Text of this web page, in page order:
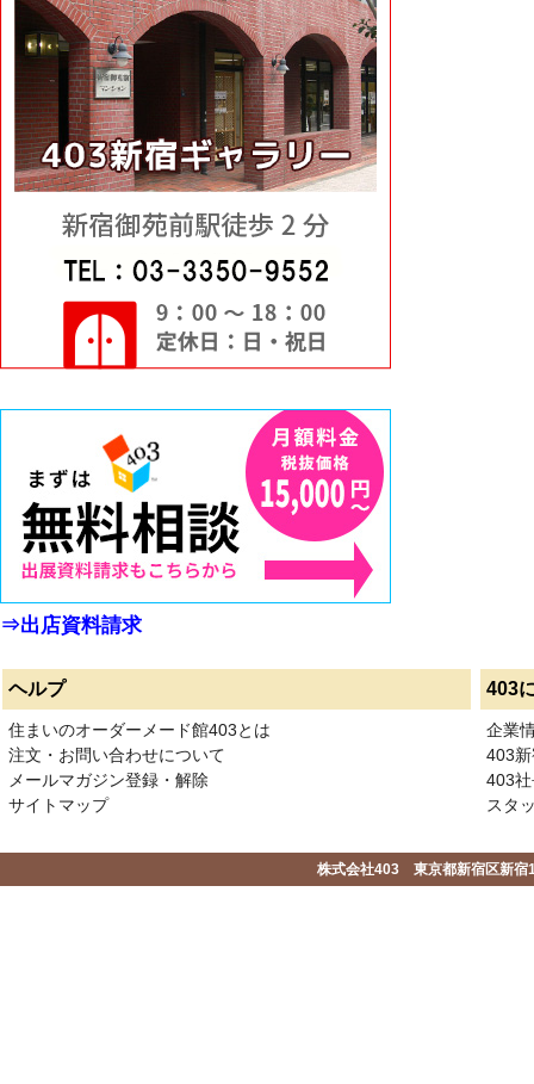
⇒出店資料請求
ヘルプ 403
住まいのオーダーメード館403とは
注文・お問い合わせについて
メールマガジン登録・解除
サイトマップ
企業
403
403
スタ
株式会社403 東京都新宿区新